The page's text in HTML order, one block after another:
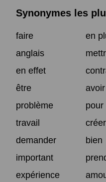
Synonymes les
faire
en
anglais
en effet
être
avoir
problème
pour
travail
créer
demander
bien
important
expérience